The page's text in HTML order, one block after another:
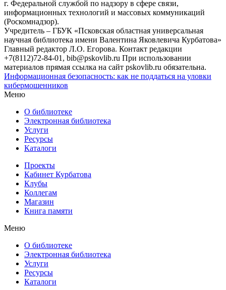
г. Федеральной службой по надзору в сфере связи,
информационных технологий и массовых коммуникаций
(Роскомнадзор).
Учредитель – ГБУК «Псковская областная универсальная
научная библиотека имени Валентина Яковлевича Курбатова»
Главный редактор Л.О. Егорова. Контакт редакции
+7(8112)72-84-01, bib@pskovlib.ru При использовании
материалов прямая ссылка на сайт pskovlib.ru обязательна.
Информационная безопасность: как не поддаться на уловки
кибермошенников
Меню
О библиотеке
Электронная библиотека
Услуги
Ресурсы
Каталоги
Проекты
Кабинет Курбатова
Клубы
Коллегам
Магазин
Книга памяти
Меню
О библиотеке
Электронная библиотека
Услуги
Ресурсы
Каталоги